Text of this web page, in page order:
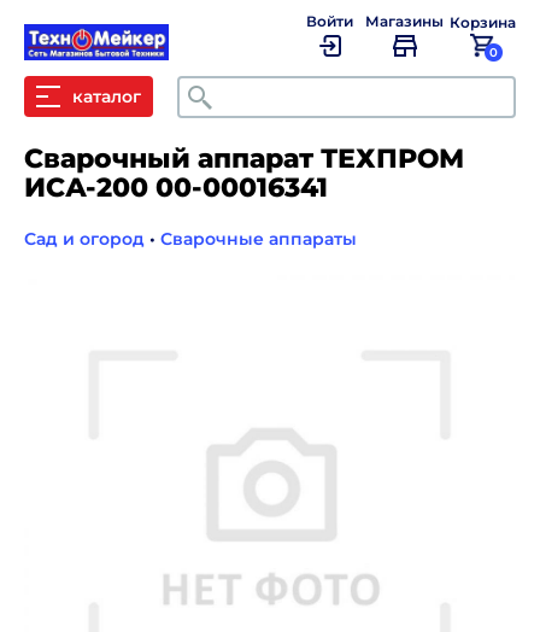
каталог Поиск
Войти Магазины Корзина
0
Сварочный аппарат ТЕХПРОМ
ИСА-200 00-00016341
Сад и огород • Сварочные аппараты